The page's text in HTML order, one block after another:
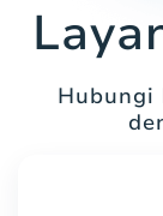
Hubungi